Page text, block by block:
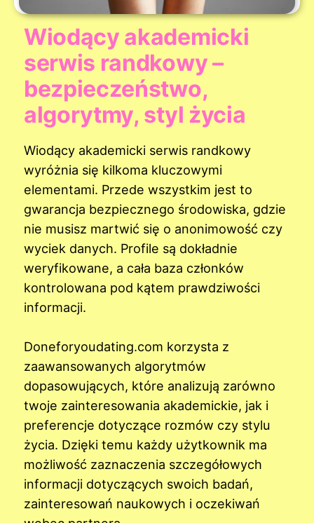
Wiodący akademicki
serwis randkowy –
bezpieczeństwo,
algorytmy, styl życia
Wiodący akademicki serwis randkowy
wyróżnia się kilkoma kluczowymi
elementami. Przede wszystkim jest to
gwarancja bezpiecznego środowiska, gdzie
nie musisz martwić się o anonimowość czy
wyciek danych. Profile są dokładnie
weryfikowane, a cała baza członków
kontrolowana pod kątem prawdziwości
informacji.
Doneforyoudating.com korzysta z
zaawansowanych algorytmów
dopasowujących, które analizują zarówno
twoje zainteresowania akademickie, jak i
preferencje dotyczące rozmów czy stylu
życia. Dzięki temu każdy użytkownik ma
możliwość zaznaczenia szczegółowych
informacji dotyczących swoich badań,
zainteresowań naukowych i oczekiwań